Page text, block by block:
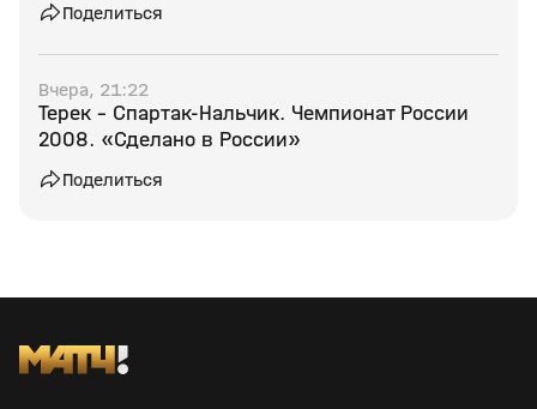
Поделиться
Вчера, 21:22
Терек - Спартак-Нальчик. Чемпионат России
2008. «Сделано в России»
Поделиться